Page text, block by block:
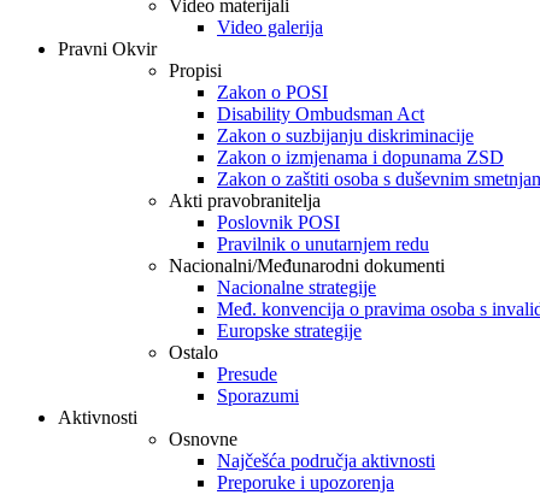
Video materijali
Video galerija
Pravni Okvir
Propisi
Zakon o POSI
Disability Ombudsman Act
Zakon o suzbijanju diskriminacije
Zakon o izmjenama i dopunama ZSD
Zakon o zaštiti osoba s duševnim
Akti pravobranitelja
Poslovnik POSI
Pravilnik o unutarnjem redu
Nacionalni/Međunarodni dokumenti
Nacionalne strategije
Međ. konvencija o pravima osoba s
Europske strategije
Ostalo
Presude
Sporazumi
Aktivnosti
Osnovne
Najčešća područja aktivnosti
Preporuke i upozorenja